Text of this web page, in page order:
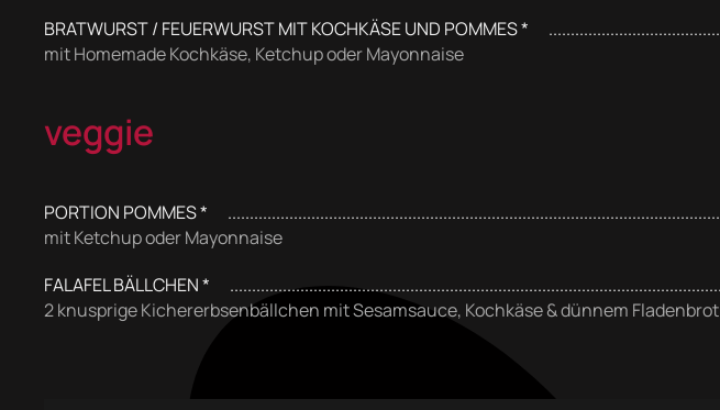
BRATWURST / FEUERWURST MIT KOCHKÄSE UND POMMES *
mit Homemade Kochkäse, Ketchup oder Mayonnaise
veggie
PORTION POMMES *
mit Ketchup oder Mayonnaise
FALAFEL BÄLLCHEN *
2 knusprige Kichererbsenbällchen mit Sesamsauce, Kochkäse & dünnem Fladenbrot